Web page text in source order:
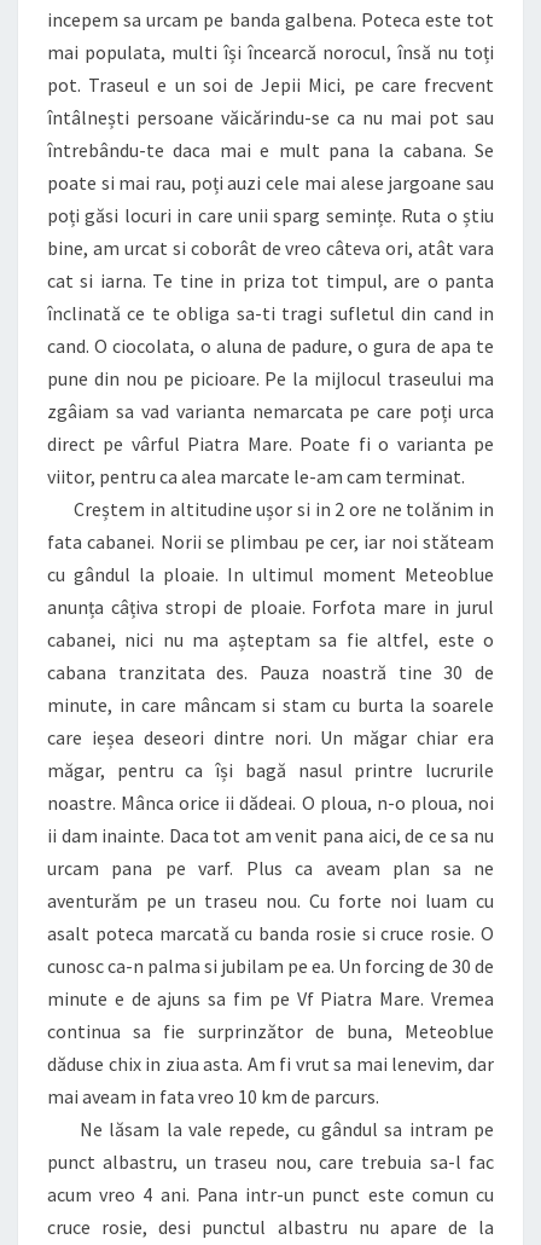
incepem sa urcam pe banda galbena. Poteca este tot
mai populata, multi își încearcă norocul, însă nu toți
pot. Traseul e un soi de Jepii Mici, pe care frecvent
întâlnești persoane văicărindu-se ca nu mai pot sau
întrebându-te daca mai e mult pana la cabana. Se
poate si mai rau, poți auzi cele mai alese jargoane sau
poți găsi locuri in care unii sparg semințe. Ruta o știu
bine, am urcat si coborât de vreo câteva ori, atât vara
cat si iarna. Te tine in priza tot timpul, are o panta
înclinată ce te obliga sa-ti tragi sufletul din cand in
cand. O ciocolata, o aluna de padure, o gura de apa te
pune din nou pe picioare. Pe la mijlocul traseului ma
zgâiam sa vad varianta nemarcata pe care poți urca
direct pe vârful Piatra Mare. Poate fi o varianta pe
viitor, pentru ca alea marcate le-am cam terminat.
Creștem in altitudine ușor si in 2 ore ne tolănim in
fata cabanei. Norii se plimbau pe cer, iar noi stăteam
cu gândul la ploaie. In ultimul moment Meteoblue
anunța câțiva stropi de ploaie. Forfota mare in jurul
cabanei, nici nu ma așteptam sa fie altfel, este o
cabana tranzitata des. Pauza noastră tine 30 de
minute, in care mâncam si stam cu burta la soarele
care ieșea deseori dintre nori. Un măgar chiar era
măgar, pentru ca își bagă nasul printre lucrurile
noastre. Mânca orice ii dădeai. O ploua, n-o ploua, noi
ii dam inainte. Daca tot am venit pana aici, de ce sa nu
urcam pana pe varf. Plus ca aveam plan sa ne
aventurăm pe un traseu nou. Cu forte noi luam cu
asalt poteca marcată cu banda rosie si cruce rosie. O
cunosc ca-n palma si jubilam pe ea. Un forcing de 30 de
minute e de ajuns sa fim pe Vf Piatra Mare. Vremea
continua sa fie surprinzător de buna, Meteoblue
dăduse chix in ziua asta. Am fi vrut sa mai lenevim, dar
mai aveam in fata vreo 10 km de parcurs.
Ne lăsam la vale repede, cu gândul sa intram pe
punct albastru, un traseu nou, care trebuia sa-l fac
acum vreo 4 ani. Pana intr-un punct este comun cu
cruce rosie, desi punctul albastru nu apare de la